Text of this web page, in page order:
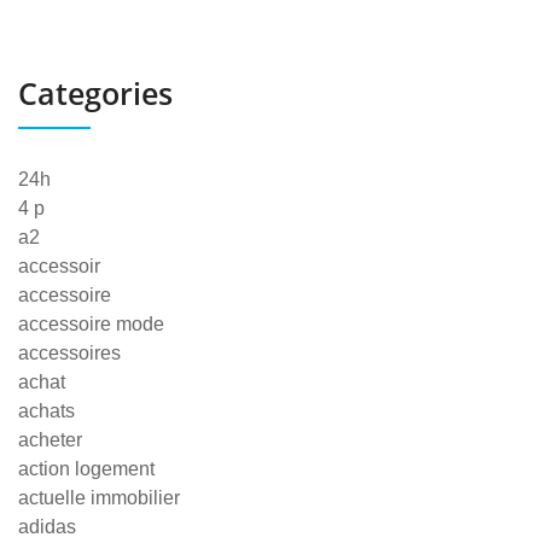
Categories
24h
4 p
a2
accessoir
accessoire
accessoire mode
accessoires
achat
achats
acheter
action logement
actuelle immobilier
adidas